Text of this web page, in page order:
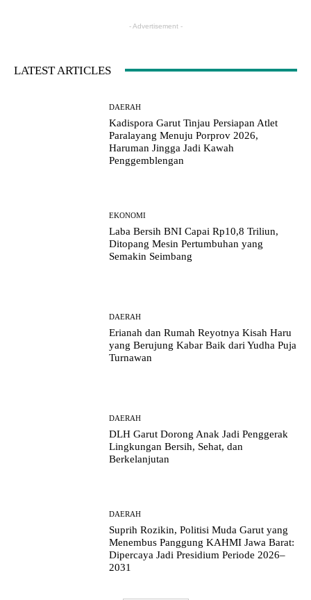
- Advertisement -
LATEST ARTICLES
DAERAH
Kadispora Garut Tinjau Persiapan Atlet
Paralayang Menuju Porprov 2026,
Haruman Jingga Jadi Kawah
Penggemblengan
EKONOMI
Laba Bersih BNI Capai Rp10,8 Triliun,
Ditopang Mesin Pertumbuhan yang
Semakin Seimbang
DAERAH
Erianah dan Rumah Reyotnya Kisah Haru
yang Berujung Kabar Baik dari Yudha Puja
Turnawan
DAERAH
DLH Garut Dorong Anak Jadi Penggerak
Lingkungan Bersih, Sehat, dan
Berkelanjutan
DAERAH
Suprih Rozikin, Politisi Muda Garut yang
Menembus Panggung KAHMI Jawa Barat:
Dipercaya Jadi Presidium Periode 2026–
2031